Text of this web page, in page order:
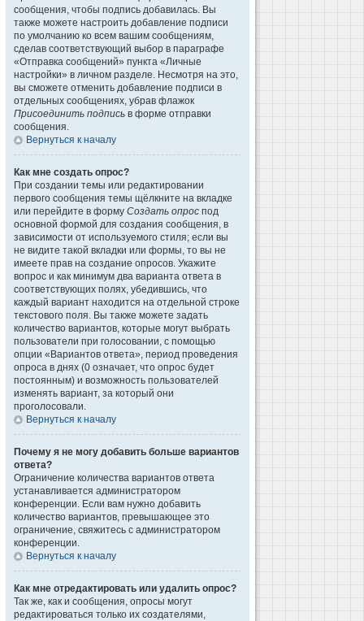
сообщения, чтобы подпись добавилась. Вы
также можете настроить добавление подписи
по умолчанию ко всем вашим сообщениям,
сделав соответствующий выбор в параграфе
«Отправка сообщений» пункта «Личные
настройки» в личном разделе. Несмотря на это,
вы сможете отменить добавление подписи в
отдельных сообщениях, убрав флажок
Присоединить подпись в форме отправки
сообщения.
Вернуться к началу
Как мне создать опрос?
При создании темы или редактировании
первого сообщения темы щёлкните на вкладке
или перейдите в форму Создать опрос под
основной формой для создания сообщения, в
зависимости от используемого стиля; если вы
не видите такой вкладки или формы, то вы не
имеете прав на создание опросов. Укажите
вопрос и как минимум два варианта ответа в
соответствующих полях, убедившись, что
каждый вариант находится на отдельной строке
текстового поля. Вы также можете задать
количество вариантов, которые могут выбрать
пользователи при голосовании, с помощью
опции «Вариантов ответа», период проведения
опроса в днях (0 означает, что опрос будет
постоянным) и возможность пользователей
изменять вариант, за который они
проголосовали.
Вернуться к началу
Почему я не могу добавить больше вариантов
ответа?
Ограничение количества вариантов ответа
устанавливается администратором
конференции. Если вам нужно добавить
количество вариантов, превышающее это
ограничение, свяжитесь с администратором
конференции.
Вернуться к началу
Как мне отредактировать или удалить опрос?
Так же, как и сообщения, опросы могут
редактироваться только их создателями,